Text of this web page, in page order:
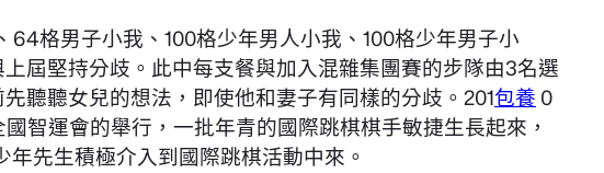
格男子小我、100格少年男人小我、100格少年男子小
屆堅持分歧。此中每支餐與加入混雜集團賽的步隊由3名選
聽聽女兒的想法，即使他和妻子有同樣的分歧。201包養 0
智運會的舉行，一批年青的國際跳棋棋手敏捷生長起來，
先生積極介入到國際跳棋活動中來。